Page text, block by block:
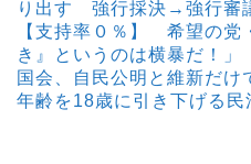
り出す 強行採決→強行審
【支持率０％】 希望の党
き』というのは横暴だ！
国会、自民公明と維新だ
年齢を18歳に引き下げる民